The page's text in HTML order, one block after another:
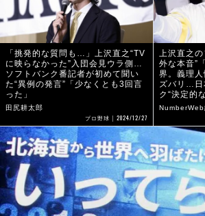
「挑発的な質問も…」上沢直之“TV
に映らなかった”入団会見ウラ側…
ソフトバンク番記者が初めて聞い
た“異例の発言”「少なくとも3回言
った」
田尻耕太郎
プロ野球 2024/12/27
上沢直之
外な本音”
界。義理
ズバリ…日
ク“決定的
NumberWeb